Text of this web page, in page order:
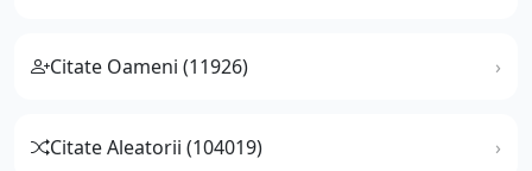
Citate Oameni (11926)
Citate Aleatorii (104019)